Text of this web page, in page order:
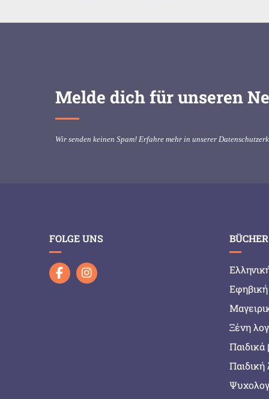
Melde dich für unseren
Wir senden keinen Spam! Erfahre mehr in unserer
FOLGE UNS
Εφηβική
Ξένη
Παιδικά
Παιδική